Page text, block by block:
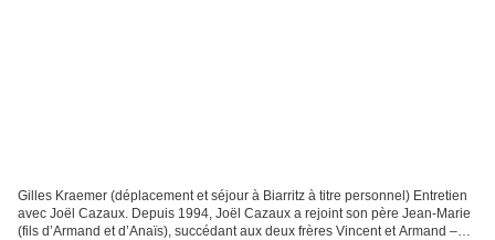
Gilles Kraemer (déplacement et séjour à Biarritz à titre personnel) Entretien
avec Joël Cazaux. Depuis 1994, Joël Cazaux a rejoint son père Jean-Marie
(fils d’Armand et d’Anaïs), succédant aux deux frères Vincent et Armand –